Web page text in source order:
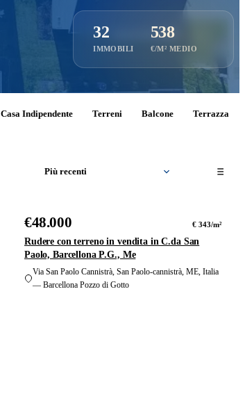
32
IMMOBILI
538
€/M² MEDIO
Casa Indipendente Terreni Balcone Terrazza
VENDITA
€48.000 € 343/m²
Rudere con terreno in vendita in C.da San
Paolo, Barcellona P.G., Me
Via San Paolo Cannistrà, San Paolo-cannistrà, ME, Italia
— Barcellona Pozzo di Gotto